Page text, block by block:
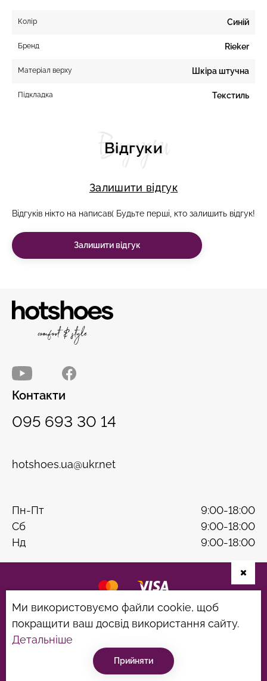
Колір Синій
Бренд Rieker
Матеріал верху Шкіра штучна
Підкладка Текстиль
Відгуки
Відгуки
Залишити відгук
Відгуків нікто на написав( Будьте перші, кто залишить відгук!
Залишити відгук
Контакти
095 693 30 14
hotshoes.ua@ukr.net
Пн-Пт
9:00-18:00
Сб
9:00-18:00
Нд
9:00-18:00
Політика конфіденційності
©hotshoes 2026
Розробка сайту B & W
Ми використовуємо файли cookie, щоб
покращити ваш досвід використання сайту.
Детальніше
Прийняти